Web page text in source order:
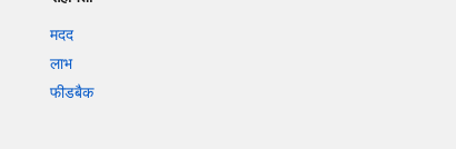
मदद
लाभ
फीडबैक